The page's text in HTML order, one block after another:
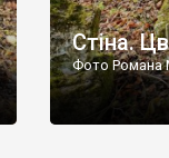
Стіна.
Фото Романа